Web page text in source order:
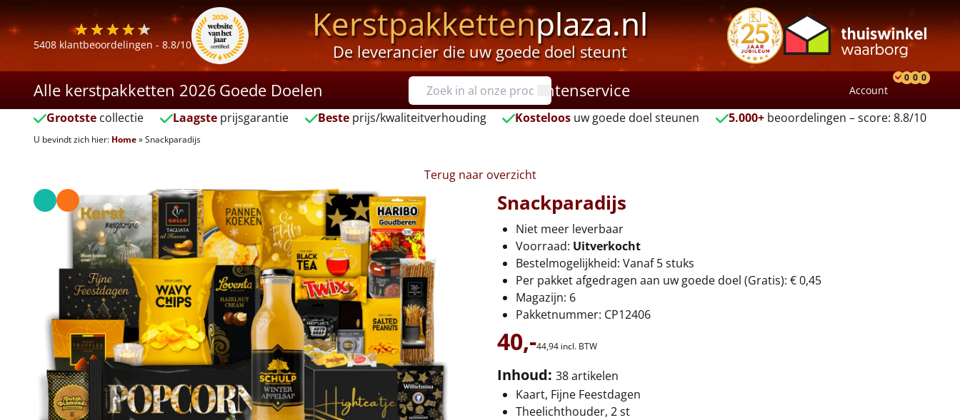
5408 klantbeoordelingen - 8.8/10 Kerstpakkettenplaza.nl
De leverancier die uw goede doel steunt
Alle kerstpakketten 2026 Goede Doelen Klantenservice Account
0 0 0
Grootste collectie Laagsteprijsgarantie Besteprijs/kwaliteitverhouding Kosteloos uw goede doel steunen 5.000+ beoordelingen – score: 8.8/10
U bevindt zich hier: Home»Snackparadijs
Terug naar overzicht
Snackparadijs
Niet meer leverbaar
Voorraad: Uitverkocht
Bestelmogelijkheid: Vanaf 5 stuks
Per pakket afgedragen aan uw goede doel (Gratis): € 0,45
Magazijn: 6
Pakketnummer: CP12406
40,-44,94 incl. BTW
Inhoud: 38 artikelen
Kaart, Fijne Feestdagen
Theelichthouder, 2 st